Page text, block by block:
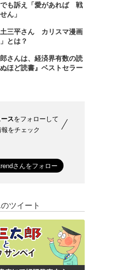
も訴え「愛があれば 戦
ん」
三平さん カリスマ漫画
とは？
さんは、経済界有数の読
ほど読書』ベストセラー
スをフォローして
をチェック
ツイート